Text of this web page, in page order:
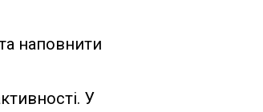
наповнити
У